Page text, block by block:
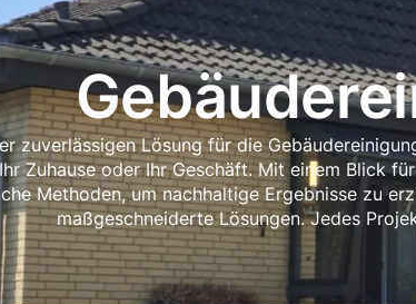
zuverlässigen Lösung für die
Zuhause oder Ihr Geschäft. Mit einem Blick
Methoden, um nachhaltige Ergebnisse zu
maßgeschneiderte Lösungen. Jedes